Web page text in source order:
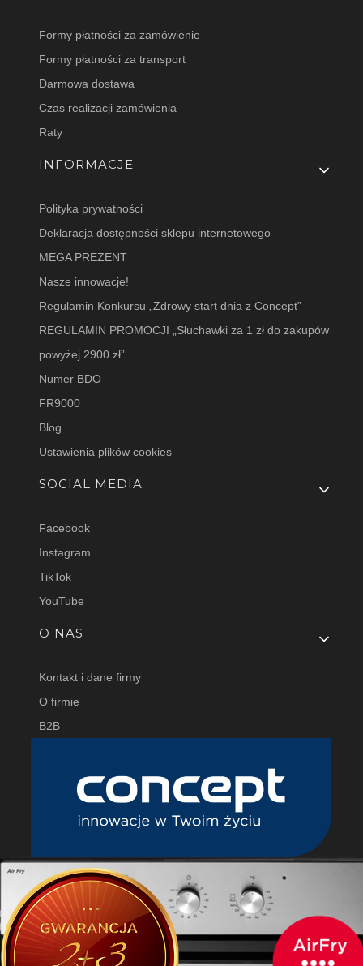
Formy płatności za zamówienie
Formy płatności za transport
Darmowa dostawa
Czas realizacji zamówienia
Raty
INFORMACJE
Polityka prywatności
Deklaracja dostępności sklepu internetowego
MEGA PREZENT
Nasze innowacje!
Regulamin Konkursu „Zdrowy start dnia z Concept”
REGULAMIN PROMOCJI „Słuchawki za 1 zł do zakupów
powyżej 2900 zł”
Numer BDO
FR9000
Blog
Ustawienia plików cookies
SOCIAL MEDIA
Facebook
Instagram
TikTok
YouTube
O NAS
Kontakt i dane firmy
O firmie
B2B
CONCEPT POLSKA Sp. z o.o
ul. Ostrowskiego 30
53-238 Wrocław, Polska